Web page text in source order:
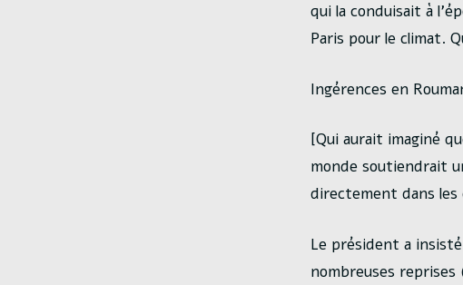
qui la conduisait à
Paris pour le climat.
Ingérences en
[Qui aurait imaginé
monde soutiendrait
directement dans les
Le président a
nombreuses